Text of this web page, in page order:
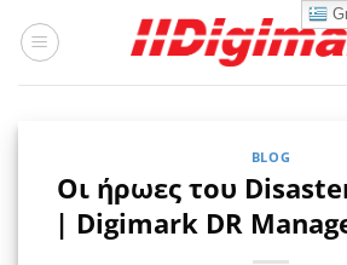
στο
BLOG
Οι ήρωες του
| Digimark DR